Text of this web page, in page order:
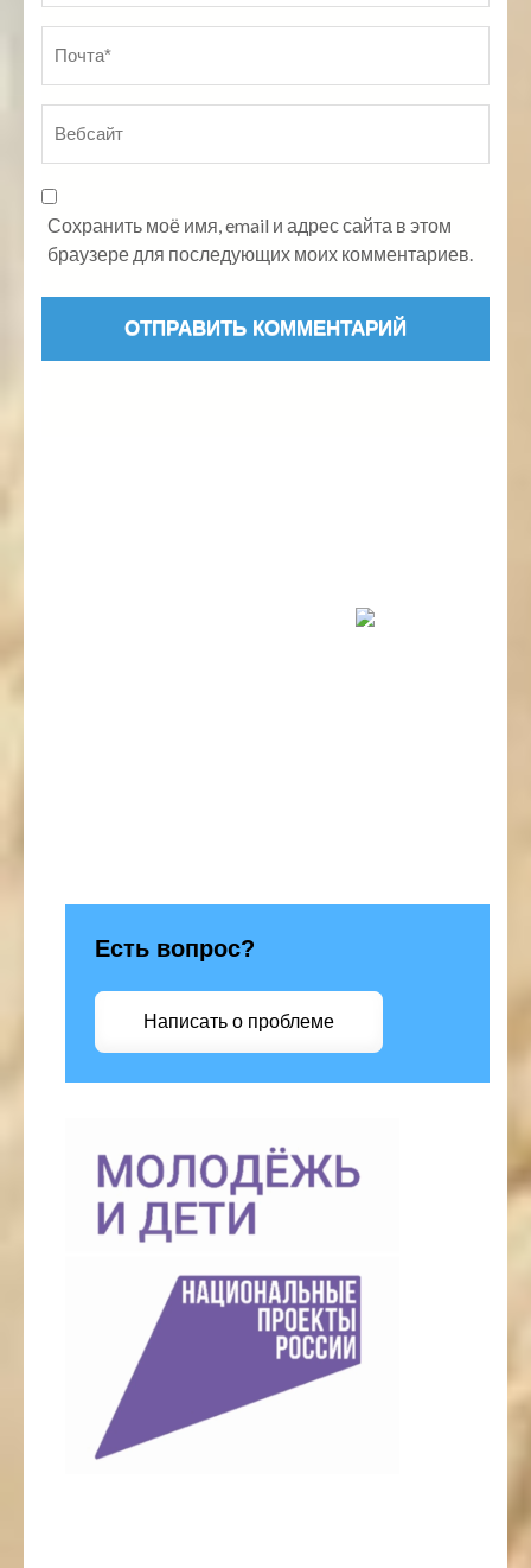
Сохранить моё имя, email и адрес сайта в этом
браузере для последующих моих комментариев.
Есть вопрос?
Написать о проблеме